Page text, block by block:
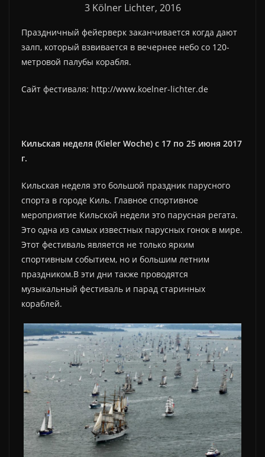
3 Kölner Lichter, 2016
Праздничный фейерверк заканчивается когда дают
залп, который взвивается в вечернее небо со 120-
метровой палубы корабля.
Сайт фестиваля: http://www.koelner-lichter.de
Кильская неделя (Kieler Woche) с 17 по 25 июня 2017
г.
Кильская неделя это большой праздник парусного
спорта в городе Киль. Главное спортивное
мероприятие Кильской недели это парусная регата.
Это одна из самых известных парусных гонок в мире.
Этот фестиваль является не только ярким
спортивным событием, но и большим летним
праздником.В эти дни также проводятся
музыкальный фестиваль и парад старинных
кораблей.